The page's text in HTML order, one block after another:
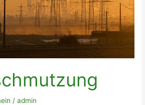
/admin